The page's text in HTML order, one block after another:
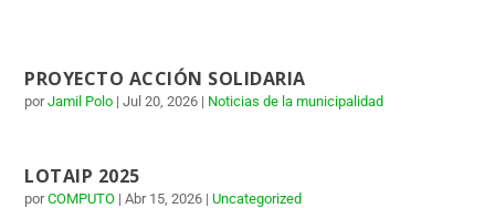
PROYECTO ACCIÓN SOLIDARIA
porJamil Polo |Jul 20, 2026 | Noticias de la municipalidad
LOTAIP 2025
porCOMPUTO |Abr 15, 2026 |Uncategorized